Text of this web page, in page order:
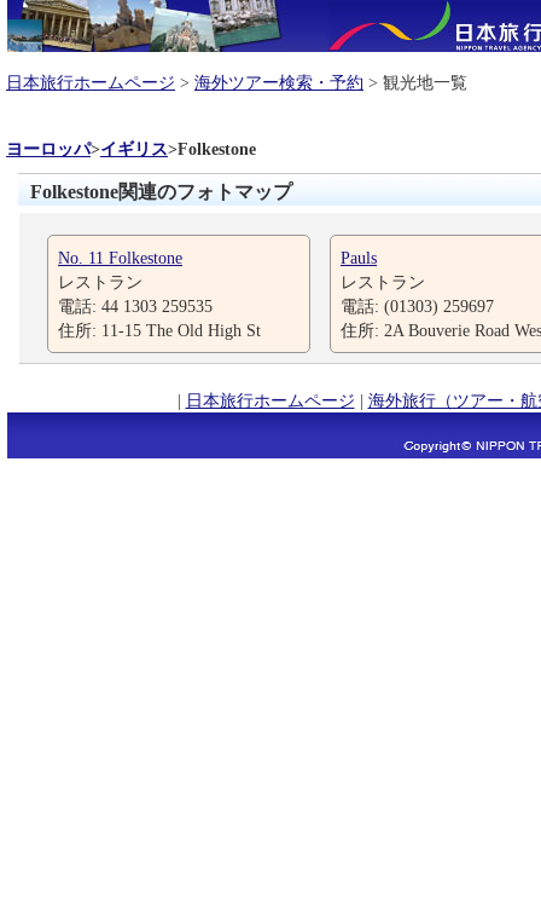
日本旅行ホームページ > 海外ツアー検索・予約 > 観光地一覧
ヨーロッパ>イギリス>Folkestone
Folkestone関連のフォトマップ
No. 11 Folkestone
レストラン
電話: 44 1303 259535
住所: 11-15 The Old High St
Pauls
レストラン
電話: (01303) 259697
住所: 2A Bouverie Road
| 日本旅行ホームページ | 海外旅行（ツアー・航